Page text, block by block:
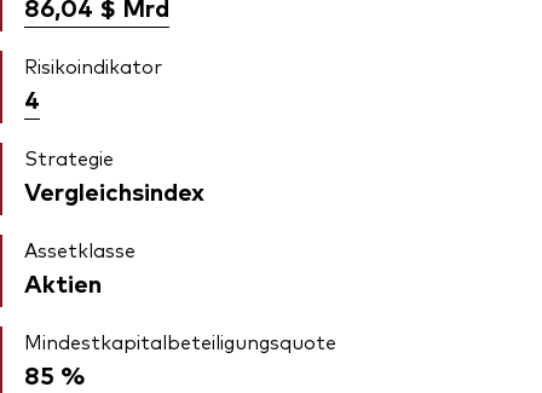
86,04 $ Mrd
Risikoindikator
4
Strategie
Vergleichsindex
Assetklasse
Aktien
Mindestkapitalbeteiligungsquote
85 %